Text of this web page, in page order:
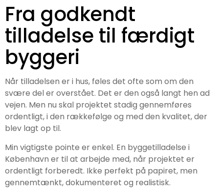
Fra godkendt
tilladelse til færdigt
byggeri
Når tilladelsen er i hus, føles det ofte som om den
svære del er overstået. Det er den også langt hen ad
vejen. Men nu skal projektet stadig gennemføres
ordentligt, i den rækkefølge og med den kvalitet, der
blev lagt op til.
Min vigtigste pointe er enkel. En byggetilladelse i
København er til at arbejde med, når projektet er
ordentligt forberedt. Ikke perfekt på papiret, men
gennemtænkt, dokumenteret og realistisk.